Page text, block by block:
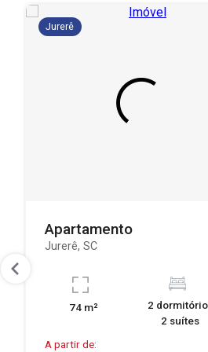
Jurerê
Apartamento
Jurerê, SC
74 m²
2
2 suítes
A partir de: